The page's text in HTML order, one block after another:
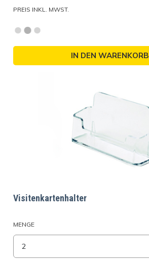
PREIS INKL. MWST.
IN DEN WARENKORB
Visitenkartenhalter
MENGE